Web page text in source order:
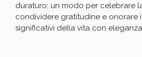
duraturo: un modo per celebrare
condividere gratitudine e onorare
significativi della vita con